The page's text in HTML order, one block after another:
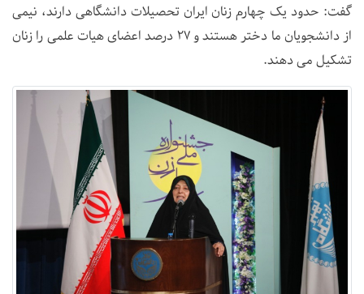
گفت: حدود یک چهارم زنان ایران تحصیلات دانشگاهی دارند، نیمی
از دانشجویان ما دختر هستند و 27 درصد اعضای هیات علمی را زنان
تشکیل می دهند.